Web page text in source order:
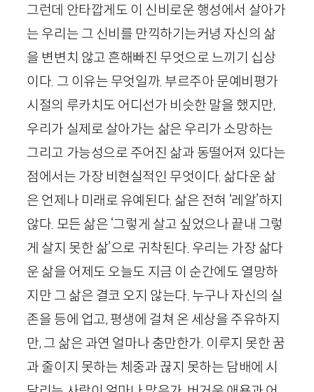
그런데 안타깝게도 이 신비로운 행성에서 살아가
는 우리는 그 신비를 만끽하기는커녕 자신의 삶
을 변변치 않고 흔해빠진 무엇으로 느끼기 십상
이다. 그 이유는 무엇일까. 부르주아 문예비평가
시절의 루카치도 어디선가 비슷한 말을 했지만,
우리가 실제로 살아가는 삶은 우리가 소망하는
그리고 가능성으로 주어진 삶과 동떨어져 있다는
점에서는 가장 비현실적인 무엇이다. 삶다운 삶
은 언제나 미래로 유예된다. 삶은 전혀 ‘레알’하지
않다. 모든 삶은 ‘그렇게 살고 싶었으나 끝내 그렇
게 살지 못한 삶’으로 귀착된다. 우리는 가장 삶다
운 삶을 어제도 오늘도 지금 이 순간에도 열망하
지만 그 삶은 결코 오지 않는다. 누구나 자신의 실
존을 등에 업고, 평생에 걸쳐 온 세상을 주유하지
만, 그 삶은 과연 얼마나 충만한가. 이루지 못한 꿈
과 줄이지 못하는 체중과 끊지 못하는 담배에 시